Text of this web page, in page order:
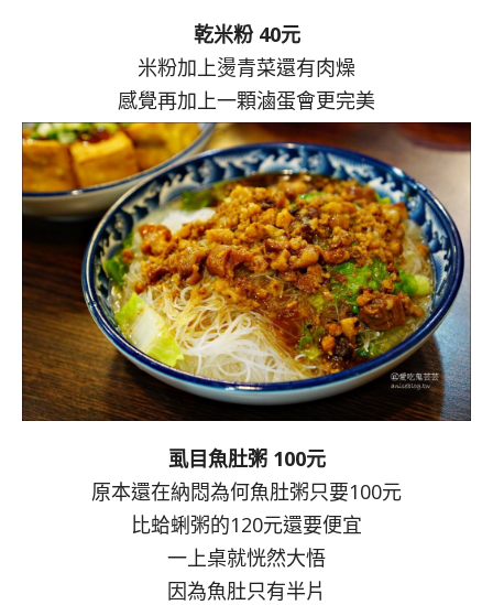
乾米粉 40元
米粉加上燙青菜還有肉燥
感覺再加上一顆滷蛋會更完美
虱目魚肚粥 100元
原本還在納悶為何魚肚粥只要100元
比蛤蜊粥的120元還要便宜
一上桌就恍然大悟
因為魚肚只有半片